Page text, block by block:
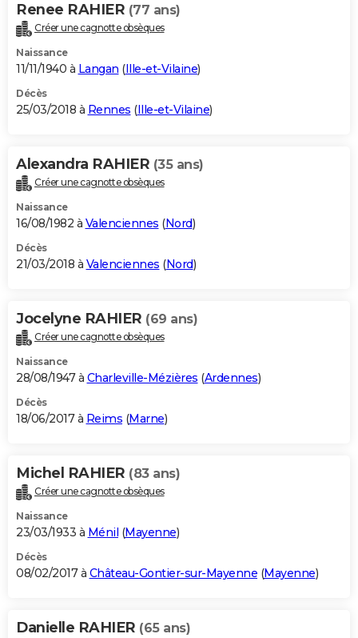
Renee RAHIER (77 ans)
Créer une cagnotte obsèques
Naissance
11/11/1940 à Langan (Ille-et-Vilaine)
Décès
25/03/2018 à Rennes (Ille-et-Vilaine)
Alexandra RAHIER (35 ans)
Créer une cagnotte obsèques
Naissance
16/08/1982 à Valenciennes (Nord)
Décès
21/03/2018 à Valenciennes (Nord)
Jocelyne RAHIER (69 ans)
Créer une cagnotte obsèques
Naissance
28/08/1947 à Charleville-Mézières (Ardennes)
Décès
18/06/2017 à Reims (Marne)
Michel RAHIER (83 ans)
Créer une cagnotte obsèques
Naissance
23/03/1933 à Ménil (Mayenne)
Décès
08/02/2017 à Château-Gontier-sur-Mayenne (Mayenne)
Danielle RAHIER (65 ans)